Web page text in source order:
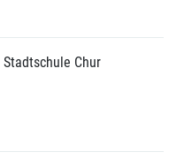
Stadtschule Chur